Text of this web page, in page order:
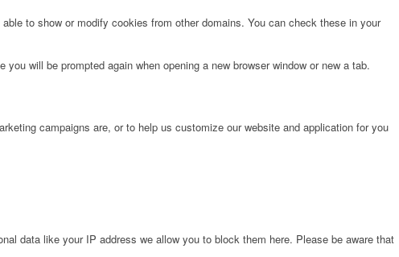
to show or modify cookies from other domains. You can check these in your
will be prompted again when opening a new browser window or new a tab.
campaigns are, or to help us customize our website and application for you
data like your IP address we allow you to block them here. Please be aware that